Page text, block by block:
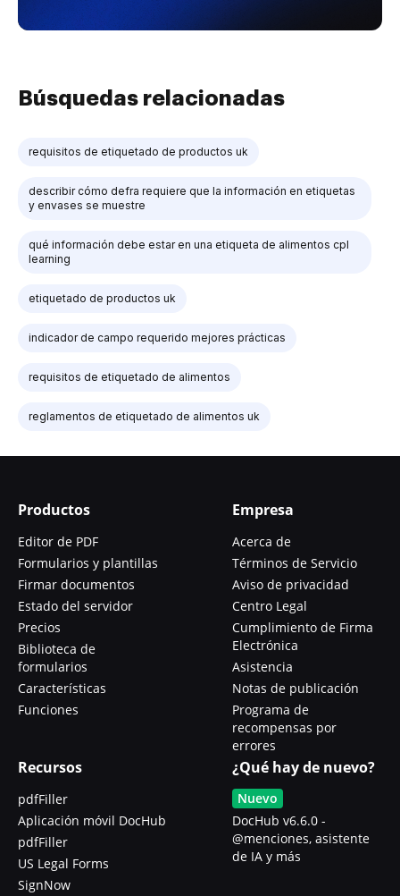
Búsquedas relacionadas
requisitos de etiquetado de productos uk
describir cómo defra requiere que la información en etiquetas
y envases se muestre
qué información debe estar en una etiqueta de alimentos cpl
learning
etiquetado de productos uk
indicador de campo requerido mejores prácticas
requisitos de etiquetado de alimentos
reglamentos de etiquetado de alimentos uk
Productos
Editor de PDF
Formularios y plantillas
Firmar documentos
Estado del servidor
Precios
Biblioteca de
formularios
Características
Funciones
Empresa
Acerca de
Términos de Servicio
Aviso de privacidad
Centro Legal
Cumplimiento de Firma
Electrónica
Asistencia
Notas de publicación
Programa de
recompensas por
errores
Recursos
pdfFiller
Aplicación móvil DocHub
pdfFiller
US Legal Forms
SignNow
¿Qué hay de nuevo?
Nuevo
DocHub v6.6.0 -
@menciones, asistente
de IA y más